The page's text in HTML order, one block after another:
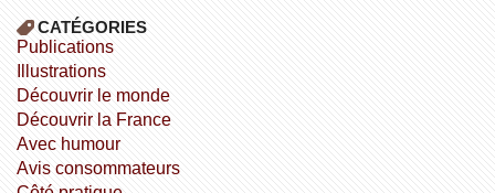
CATÉGORIES
publications
illustrations
découvrir le monde
découvrir la France
avec humour
avis consommateurs